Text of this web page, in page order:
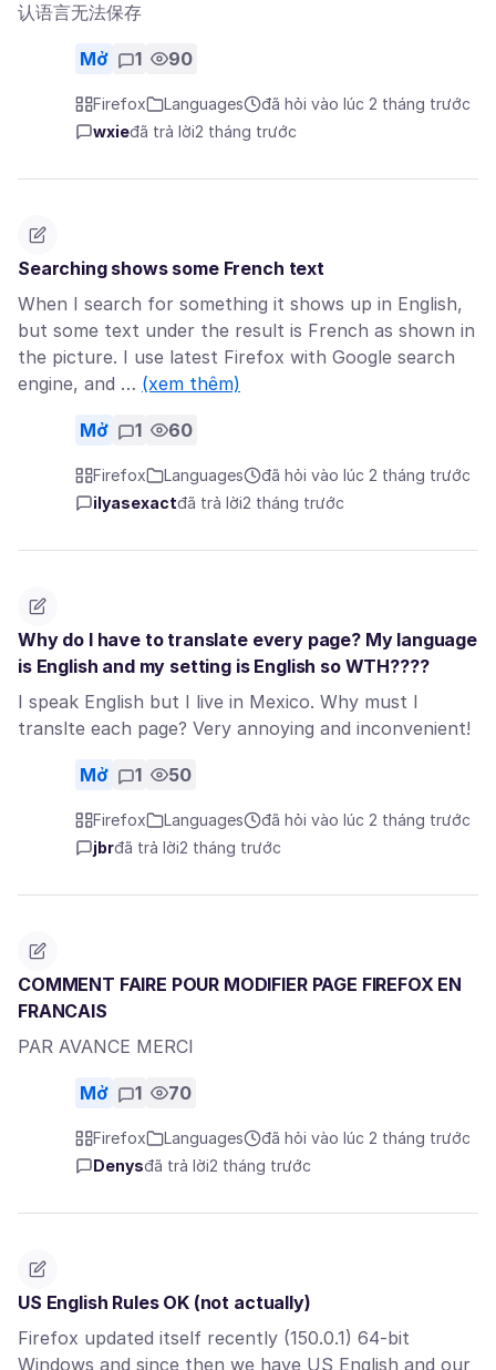
认语言无法保存
Mở 1 90
Firefox Languages
đã hỏi vào lúc 2 tháng trước
wxieđã trả lời2 tháng trước
Searching shows some French text
When I search for something it shows up in English,
but some text under the result is French as shown in
the picture. I use latest Firefox with Google search
engine, and … (xem thêm)
Mở 1 60
Firefox Languages
đã hỏi vào lúc 2 tháng trước
ilyasexactđã trả lời2 tháng trước
Why do I have to translate every page? My language
is English and my setting is English so WTH????
I speak English but I live in Mexico. Why must I
translte each page? Very annoying and inconvenient!
Mở 1 50
Firefox Languages
đã hỏi vào lúc 2 tháng trước
jbrđã trả lời2 tháng trước
COMMENT FAIRE POUR MODIFIER PAGE FIREFOX EN
FRANCAIS
PAR AVANCE MERCI
Mở 1 70
Firefox Languages
đã hỏi vào lúc 2 tháng trước
Denysđã trả lời2 tháng trước
US English Rules OK (not actually)
Firefox updated itself recently (150.0.1) 64-bit
Windows and since then we have US English and our